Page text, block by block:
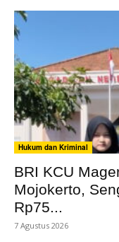
Hukum dan Kriminal
BRI KCU
Mojokerto,
Rp75...
7 Agustus 2026